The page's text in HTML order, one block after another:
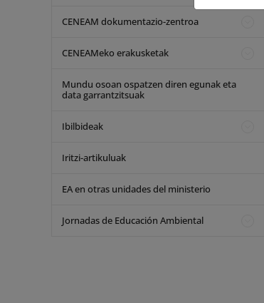
CENEAM dokumentazio-zentroa
CENEAMeko erakusketak
Mundu osoan ospatzen diren egunak eta
data garrantzitsuak
Ibilbideak
Iritzi-artikuluak
EA en otras unidades del ministerio
Jornadas de Educación Ambiental